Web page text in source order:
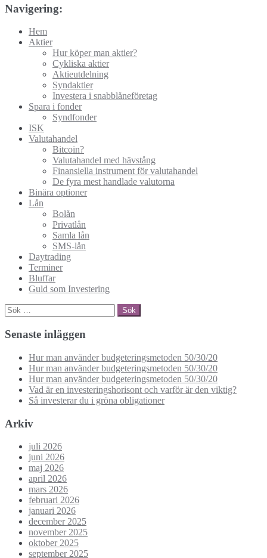
Navigering:
Hem
Aktier
Hur köper man aktier?
Cykliska aktier
Aktieutdelning
Syndaktier
Investera i snabblåneföretag
Spara i fonder
Syndfonder
ISK
Valutahandel
Bitcoin?
Valutahandel med hävstång
Finansiella instrument för valutahandel
De fyra mest handlade valutorna
Binära optioner
Lån
Bolån
Privatlån
Samla lån
SMS-lån
Daytrading
Terminer
Bluffar
Guld som Investering
Sök
efter:
Senaste inläggen
Hur man använder budgeteringsmetoden 50/30/20
Hur man använder budgeteringsmetoden 50/30/20
Hur man använder budgeteringsmetoden 50/30/20
Vad är en investeringshorisont och varför är den viktig?
Så investerar du i gröna obligationer
Arkiv
juli 2026
juni 2026
maj 2026
april 2026
mars 2026
februari 2026
januari 2026
december 2025
november 2025
oktober 2025
september 2025